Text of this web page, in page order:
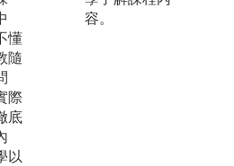
懂
隨
際
底
以
題演練、團隊
報告、期中期
容。